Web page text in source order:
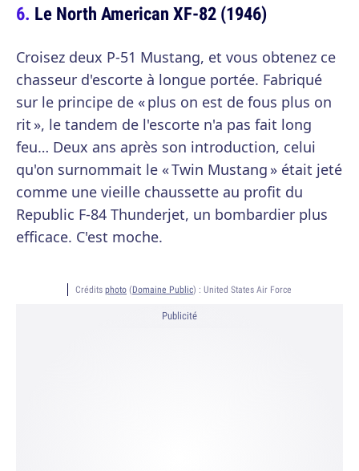
Le North American XF-82 (1946)
Croisez deux P-51 Mustang, et vous obtenez ce
chasseur d'escorte à longue portée. Fabriqué
sur le principe de « plus on est de fous plus on
rit », le tandem de l'escorte n'a pas fait long
feu… Deux ans après son introduction, celui
qu'on surnommait le « Twin Mustang » était jeté
comme une vieille chaussette au profit du
Republic F-84 Thunderjet, un bombardier plus
efficace. C'est moche.
Crédits photo (Domaine Public) : United States Air Force
Publicité